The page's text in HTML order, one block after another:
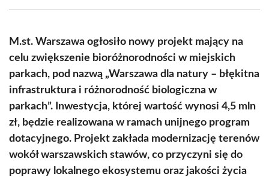
(Twitter)
M.st. Warszawa ogłosiło nowy projekt mający na
celu zwiększenie bioróżnorodności w miejskich
parkach, pod nazwą „Warszawa dla natury – błękitna
infrastruktura i różnorodność biologiczna w
parkach”. Inwestycja, której wartość wynosi 4,5 mln
zł, będzie realizowana w ramach unijnego program
dotacyjnego. Projekt zakłada modernizację terenów
wokół warszawskich stawów, co przyczyni się do
poprawy lokalnego ekosystemu oraz jakości życia